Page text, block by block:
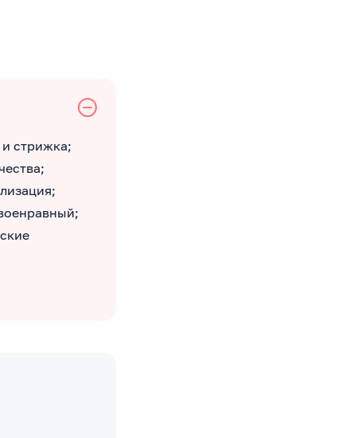
стрижка;